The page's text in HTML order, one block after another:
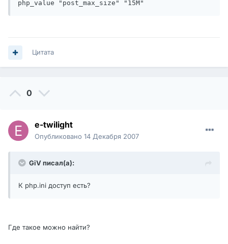
php_value "post_max_size" "15M"
Цитата
0
e-twilight
Опубликовано 14 Декабря 2007
GiV писал(а):
К php.ini доступ есть?
Где такое можно найти?